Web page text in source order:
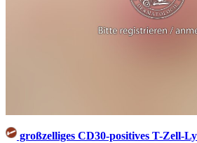
großzelliges CD30-positives T-Zell-